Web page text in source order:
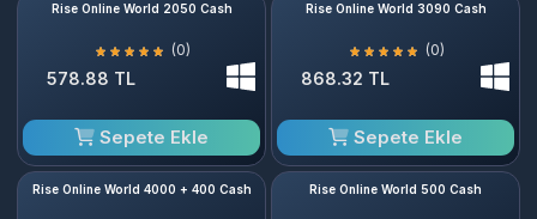
Rise Online World 2050 Cash
(0)
578.88 TL
Sepete Ekle
Rise Online World 3090 Cash
(0)
868.32 TL
Sepete Ekle
Rise Online World 4000 + 400 Cash Rise Online World 500 Cash